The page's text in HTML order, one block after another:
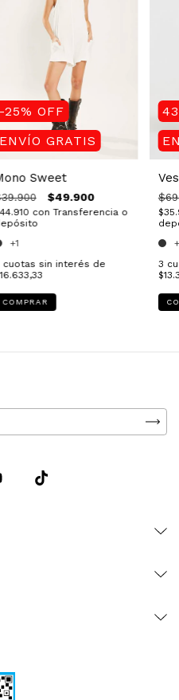
-25% OFF
ENVÍO GRATIS
Sweet
$49.900
con Transferencia o
+1
cuotas sin interés de
COMPRAR
43
3